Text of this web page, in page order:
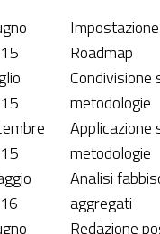
Roadmap
Condivisione
metodologie
Applicazione
metodologie
Analisi
aggregati
Redazione